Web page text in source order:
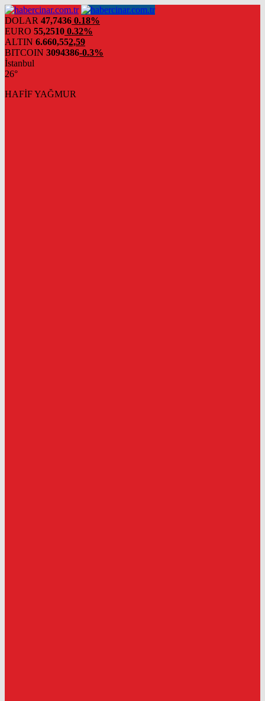
DOLAR 47,7436 0.18%
EURO 55,2510 0.32%
ALTIN 6.660,552,59
BITCOIN 3094386-0.3%
İstanbul
26°
HAFİF YAĞMUR